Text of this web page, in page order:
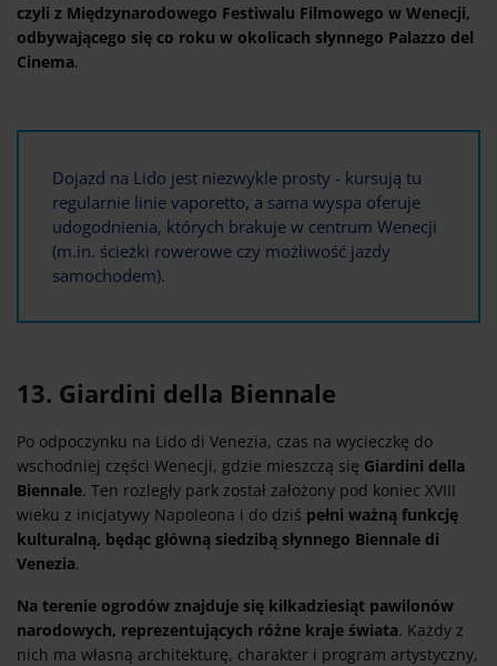
czyli z Międzynarodowego Festiwalu Filmowego w Wenecji,
odbywającego się co roku w okolicach słynnego Palazzo del
Cinema.
Dojazd na Lido jest niezwykle prosty - kursują tu
regularnie linie vaporetto, a sama wyspa oferuje
udogodnienia, których brakuje w centrum Wenecji
(m.in. ścieżki rowerowe czy możliwość jazdy
samochodem).
13. Giardini della Biennale
Po odpoczynku na Lido di Venezia, czas na wycieczkę do
wschodniej części Wenecji, gdzie mieszczą się Giardini della
Biennale. Ten rozległy park został założony pod koniec XVIII
wieku z inicjatywy Napoleona i do dziś pełni ważną funkcję
kulturalną, będąc główną siedzibą słynnego Biennale di
Venezia.
Na terenie ogrodów znajduje się kilkadziesiąt pawilonów
narodowych, reprezentujących różne kraje świata. Każdy z
nich ma własną architekturę, charakter i program artystyczny,